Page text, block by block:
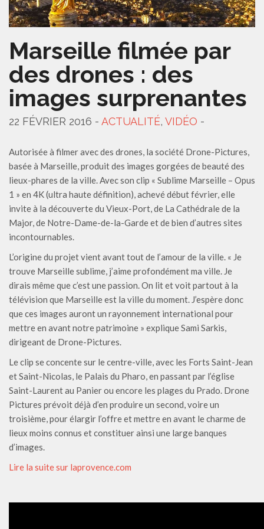
Marseille filmée par
des drones : des
images surprenantes
22 FÉVRIER 2016 - ACTUALITÉ, VIDÉO -
Autorisée à filmer avec des drones, la société Drone-Pictures,
basée à Marseille, produit des images gorgées de beauté des
lieux-phares de la ville. Avec son clip « Sublime Marseille – Opus
1 » en 4K (ultra haute définition), achevé début février, elle
invite à la découverte du Vieux-Port, de La Cathédrale de la
Major, de Notre-Dame-de-la-Garde et de bien d’autres sites
incontournables.
L’origine du projet vient avant tout de l’amour de la ville. « Je
trouve Marseille sublime, j’aime profondément ma ville. Je
dirais même que c’est une passion. On lit et voit partout à la
télévision que Marseille est la ville du moment. J’espère donc
que ces images auront un rayonnement international pour
mettre en avant notre patrimoine » explique Sami Sarkis,
dirigeant de Drone-Pictures.
Le clip se concente sur le centre-ville, avec les Forts Saint-Jean
et Saint-Nicolas, le Palais du Pharo, en passant par l’église
Saint-Laurent au Panier ou encore les plages du Prado. Drone
Pictures prévoit déjà d’en produire un second, voire un
troisième, pour élargir l’offre et mettre en avant le charme de
lieux moins connus et constituer ainsi une large banques
d’images.
Lire la suite sur laprovence.com